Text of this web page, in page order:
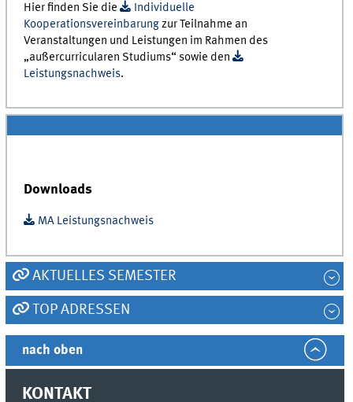
Hier finden Sie die
Individuelle
Kooperationsvereinbarungzur Teilnahme an
Veranstaltungen und Leistungen im Rahmen des
„außercurricularen Studiums“ sowie den
Leistungsnachweis.
Downloads
MA Leistungsnachweis
AKTUELLES SEMESTER
TOP ADRESSEN
nach oben
KONTAKT